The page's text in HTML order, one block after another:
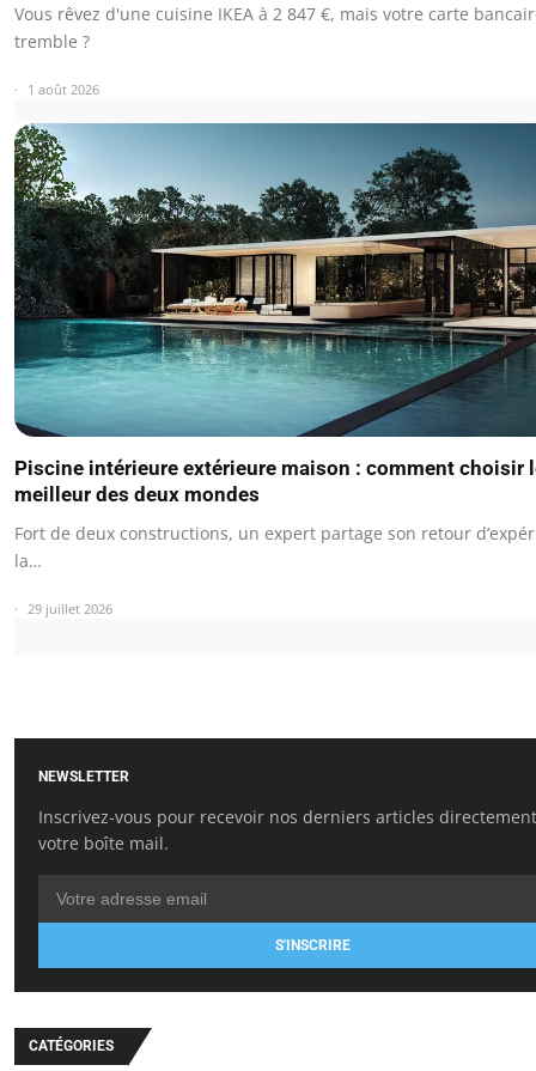
Vous rêvez d'une cuisine IKEA à 2 847 €, mais votre carte
tremble ?
1 août 2026
Piscine intérieure extérieure maison : comment choisir
meilleur des deux mondes
Fort de deux constructions, un expert partage son retour
la…
29 juillet 2026
NEWSLETTER
Inscrivez-vous pour recevoir nos derniers articles
votre boîte mail.
S'INSCRIRE
CATÉGORIES